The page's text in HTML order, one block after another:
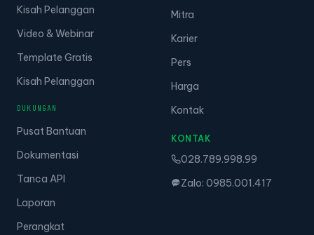
Kisah Pelanggan
Video & Webinar
Template Gratis
Kisah Pelanggan
DUKUNGAN
Pusat Bantuan
Dokumentasi
Tanca API
Laporan
Perangkat
Mitra
Karier
Pers
Harga
Kontak
KONTAK
028.789.998.99
Zalo: 0985.001.417